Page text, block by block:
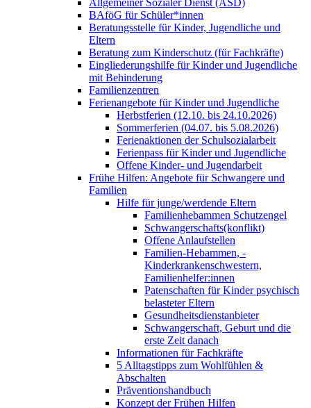
Allgemeiner Sozialer Dienst (ASD)
BAföG für Schüler*innen
Beratungsstelle für Kinder, Jugendliche und
Eltern
Beratung zum Kinderschutz (für Fachkräfte)
Eingliederungshilfe für Kinder und Jugendliche
mit Behinderung
Familienzentren
Ferienangebote für Kinder und Jugendliche
Herbstferien (12.10. bis 24.10.2026)
Sommerferien (04.07. bis 5.08.2026)
Ferienaktionen der Schulsozialarbeit
Ferienpass für Kinder und Jugendliche
Offene Kinder- und Jugendarbeit
Frühe Hilfen: Angebote für Schwangere und
Familien
Hilfe für junge/werdende Eltern
Familienhebammen Schutzengel
Schwangerschafts(konflikt)
Offene Anlaufstellen
Familien-Hebammen, -
Kinderkrankenschwestern,
Familienhelfer:innen
Patenschaften für Kinder psychisch
belasteter Eltern
Gesundheitsdienstanbieter
Schwangerschaft, Geburt und die
erste Zeit danach
Informationen für Fachkräfte
5 Alltagstipps zum Wohlfühlen &
Abschalten
Präventionshandbuch
Konzept der Frühen Hilfen